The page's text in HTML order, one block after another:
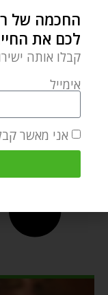
החכמה של
לכם את
קבלו אותה
אימייל
אני מאשר